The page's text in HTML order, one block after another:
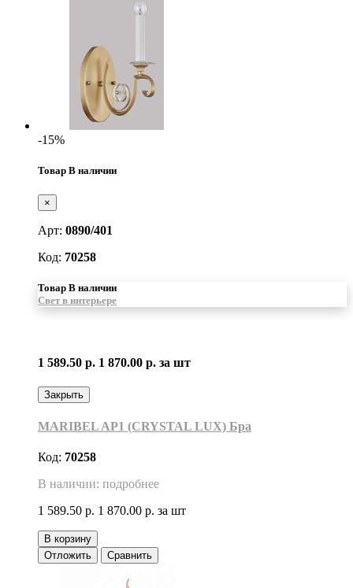
-15%
Товар В наличии
×
Арт: 0890/401
Код: 70258
Товар В наличии
Свет в интерьере
1 589.50 р. 1 870.00 р. за шт
Закрыть
MARIBEL AP1 (CRYSTAL LUX) Бра
Код: 70258
В наличии: подробнее
1 589.50 р. 1 870.00 р. за шт
В корзину
Отложить
Сравнить